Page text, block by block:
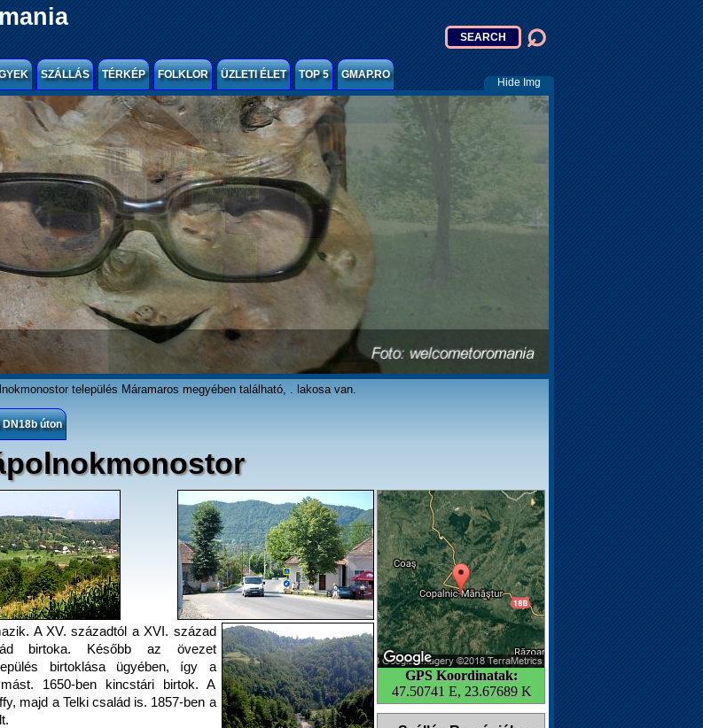
SZÁLLÁS TÉRKÉP FOLKLOR ÜZLETI ÉLET TOP 5 GMAP.RO
Hide Img
település Máramaros megyében található, . lakosa van.
úton
GPS Koordinatak:
47.50741 E, 23.67689 K
A XV. századtól a XVI. század
birtoka. Később az övezet
birtoklása ügyében, így a
1650-ben kincstári birtok. A
majd a Telki család is. 1857-ben a